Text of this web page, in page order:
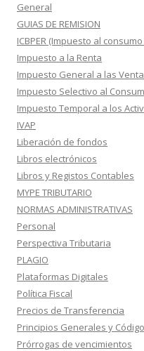
General
GUIAS DE REMISION
ICBPER (Impuesto al
Impuesto a la Renta
Impuesto General a las
Impuesto Selectivo al
Impuesto Temporal a los
IVAP
Liberación de fondos
Libros electrónicos
Libros y Registos Contables
MYPE TRIBUTARIO
NORMAS ADMINISTRATIVAS
Personal
Perspectiva Tributaria
PLAGIO
Plataformas Digitales
Política Fiscal
Precios de Transferencia
Principios Generales y
Prórrogas de vencimientos